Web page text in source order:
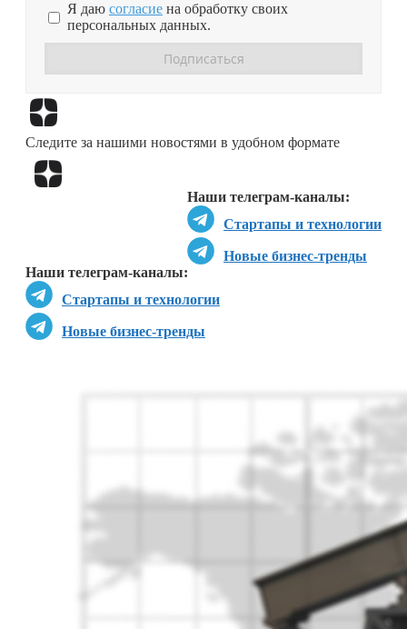
Я даю согласие на обработку своих
персональных данных.
Следите за нашими новостями в удобном формате
Наши телеграм-каналы:
Стартапы и технологии
Новые бизнес-тренды
Наши телеграм-каналы:
Стартапы и технологии
Новые бизнес-тренды